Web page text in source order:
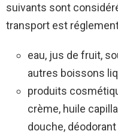
suivants sont
transport est
eau, jus de fruit,
autres boissons
produits
crème, huile
douche,